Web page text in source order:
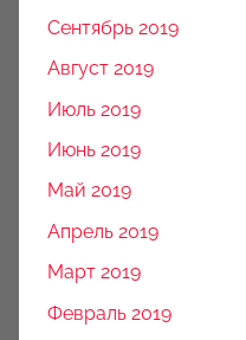
Сентябрь 2019
Август 2019
Июль 2019
Июнь 2019
Май 2019
Апрель 2019
Март 2019
Февраль 2019